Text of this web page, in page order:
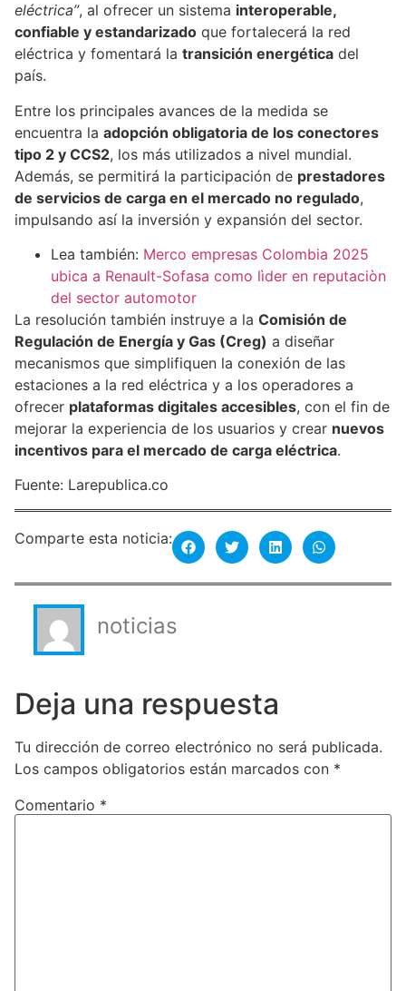
eléctrica”, al ofrecer un sistema interoperable,
confiable y estandarizado que fortalecerá la red
eléctrica y fomentará la transición energética del
país.
Entre los principales avances de la medida se
encuentra la adopción obligatoria de los conectores
tipo 2 y CCS2, los más utilizados a nivel mundial.
Además, se permitirá la participación de prestadores
de servicios de carga en el mercado no regulado,
impulsando así la inversión y expansión del sector.
Lea también: Merco empresas Colombia 2025
ubica a Renault-Sofasa como lìder en reputaciòn
del sector automotor
La resolución también instruye a la Comisión de
Regulación de Energía y Gas (Creg) a diseñar
mecanismos que simplifiquen la conexión de las
estaciones a la red eléctrica y a los operadores a
ofrecer plataformas digitales accesibles, con el fin de
mejorar la experiencia de los usuarios y crear nuevos
incentivos para el mercado de carga eléctrica.
Fuente: Larepublica.co
Comparte esta noticia:
noticias
Deja una respuesta
Tu dirección de correo electrónico no será publicada.
Los campos obligatorios están marcados con *
Comentario *